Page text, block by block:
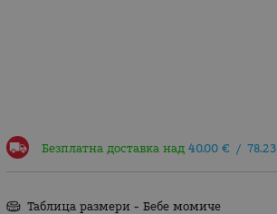
Безплатна доставка над 40.00 € / 78.23
Таблица размери - Бебе момиче